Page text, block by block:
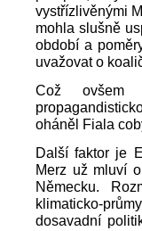
vystřízlivěnými
mohla slušně
období a
uvažovat o
Což ovšem
oháněl Fiala
Další faktor je
Merz už mluví
Německu.
klimaticko-
dosavadní